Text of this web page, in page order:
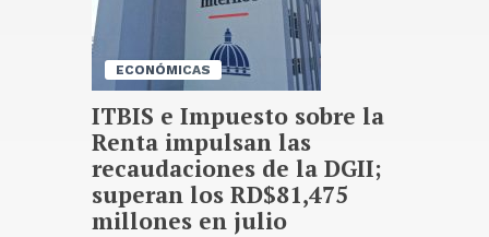
ECONÓMICAS
ITBIS e Impuesto sobre la
Renta impulsan las
recaudaciones de la DGII;
superan los RD$81,475
millones en julio